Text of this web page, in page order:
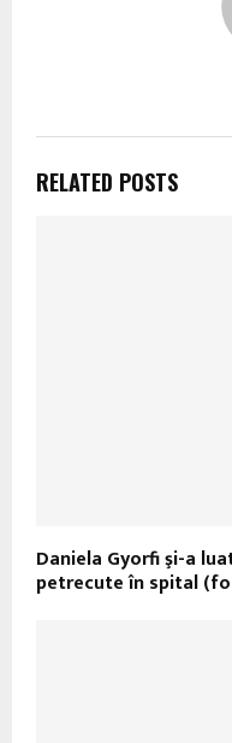
RELATED POSTS
Daniela Gyorfi şi-a
petrecute în spital